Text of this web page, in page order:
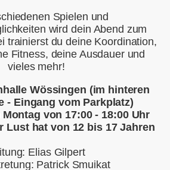
Spielen und
wird dein Abend zum
trainierst du deine Koordination,
Fitness, deine Ausdauer und
vieles mehr!
Wössingen (im hinteren
- Eingang vom Parkplatz)
von 17:00 - 18:00 Uhr
hat von 12 bis 17 Jahren
Elias Gilpert
Patrick Smuikat